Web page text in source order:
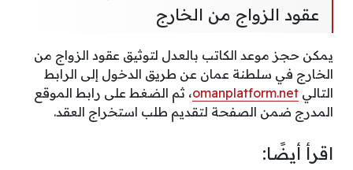
عقود الزواج من الخارج
يمكن حجز موعد الكاتب بالعدل لتوثيق عقود الزواج من
الخارج في سلطنة عمان عن طريق الدخول إلى الرابط
التالي omanplatform.net، ثم الضغط على رابط الموقع
المدرج ضمن الصفحة لتقديم طلب استخراج العقد.
اقرأ أيضًا: